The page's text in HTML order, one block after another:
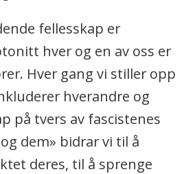
fellesskap er
hver og en av oss er
Hver gang vi stiller opp
hverandre og
på tvers av fascistenes
dem» bidrar vi til å
deres, til å sprenge